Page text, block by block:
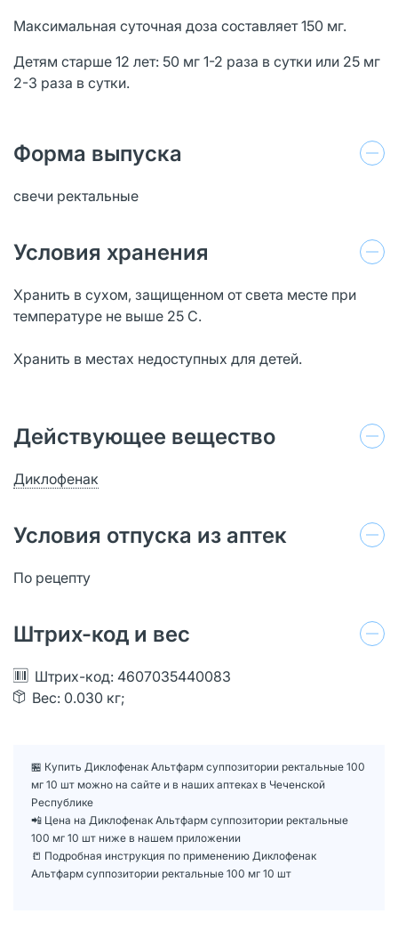
Максимальная суточная доза составляет 150 мг.
Детям старше 12 лет: 50 мг 1-2 раза в сутки или 25 мг
2-3 раза в сутки.
Форма выпуска
свечи ректальные
Условия хранения
Хранить в сухом, защищенном от света месте при
температуре не выше 25 С.
Хранить в местах недоступных для детей.
Действующее вещество
Диклофенак
Условия отпуска из аптек
По рецепту
Штрих-код и вес
Штрих-код: 4607035440083
Вес: 0.030 кг;
🏪 Купить Диклофенак Альтфарм суппозитории ректальные 100
мг 10 шт можно на сайте и в наших аптеках в Чеченской
Республике
📲 Цена на Диклофенак Альтфарм суппозитории ректальные
100 мг 10 шт ниже в нашем приложении
📒 Подробная инструкция по применению Диклофенак
Альтфарм суппозитории ректальные 100 мг 10 шт